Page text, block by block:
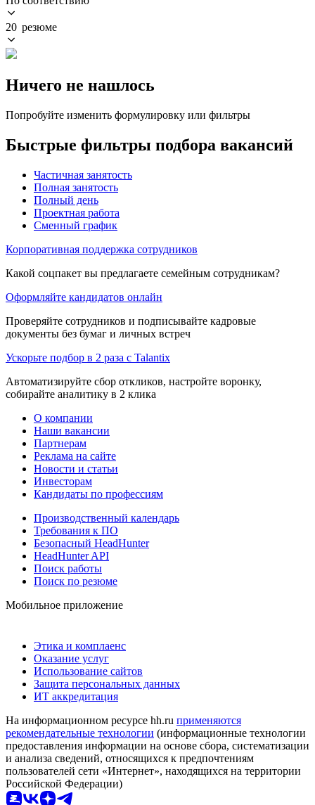
20 резюме
Ничего не нашлось
Попробуйте изменить формулировку или фильтры
Быстрые фильтры подбора вакансий
Частичная занятость
Полная занятость
Полный день
Проектная работа
Сменный график
Корпоративная поддержка сотрудников
Какой соцпакет вы предлагаете семейным сотрудникам?
Оформляйте кандидатов онлайн
Проверяйте сотрудников и подписывайте кадровые
документы без бумаг и личных встреч
Ускорьте подбор в 2 раза с Talantix
Автоматизируйте сбор откликов, настройте воронку,
собирайте аналитику в 2 клика
О компании
Наши вакансии
Партнерам
Реклама на сайте
Новости и статьи
Инвесторам
Кандидаты по профессиям
Производственный календарь
Требования к ПО
Безопасный HeadHunter
HeadHunter API
Поиск работы
Поиск по резюме
Мобильное приложение
Этика и комплаенс
Оказание услуг
Использование сайтов
Защита персональных данных
ИТ аккредитация
На информационном ресурсе hh.ru применяются
рекомендательные технологии (информационные технологии
предоставления информации на основе сбора, систематизации
и анализа сведений, относящихся к предпочтениям
пользователей сети «Интернет», находящихся на территории
Российской Федерации)